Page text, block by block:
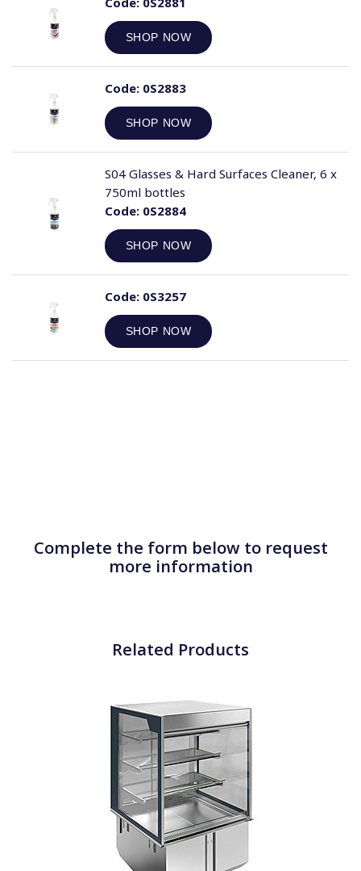
SHOP NOW
Code:0S2883
SHOP NOW
Code:0S2884
SHOP NOW
S04 Glasses & Hard Surfaces Cleaner, 6 x
750ml bottles
Code:0S3257
SHOP NOW
Complete the form below to request
more information
Related Products